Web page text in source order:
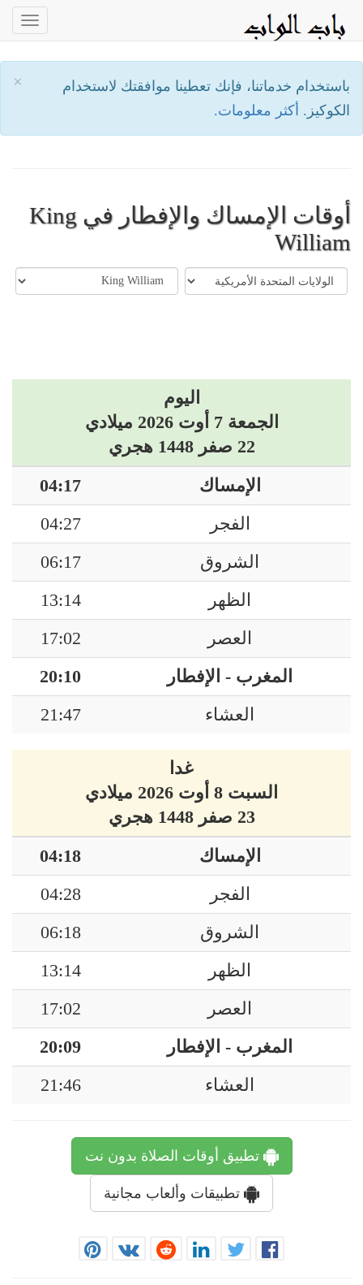
×
باستخدام خدماتنا، فإنك تعطينا موافقتك لاستخدام
الكوكيز. أكثر معلومات.
أوقات الإمساك والإفطار في King
William
اليوم
الجمعة 7 أوت 2026 ميلادي
22 صفر 1448 هجري
الإمساك
04:17
الفجر
04:27
الشروق
06:17
الظهر
13:14
العصر
17:02
المغرب - الإفطار
20:10
العشاء
21:47
غدا
السبت 8 أوت 2026 ميلادي
23 صفر 1448 هجري
الإمساك
04:18
الفجر
04:28
الشروق
06:18
الظهر
13:14
العصر
17:02
المغرب - الإفطار
20:09
العشاء
21:46
تطبيق أوقات الصلاة بدون نت
تطبيقات وألعاب مجانية